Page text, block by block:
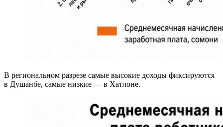
В региональном разрезе самые высокие доходы фиксируются
в Душанбе, самые низкие — в Хатлоне.